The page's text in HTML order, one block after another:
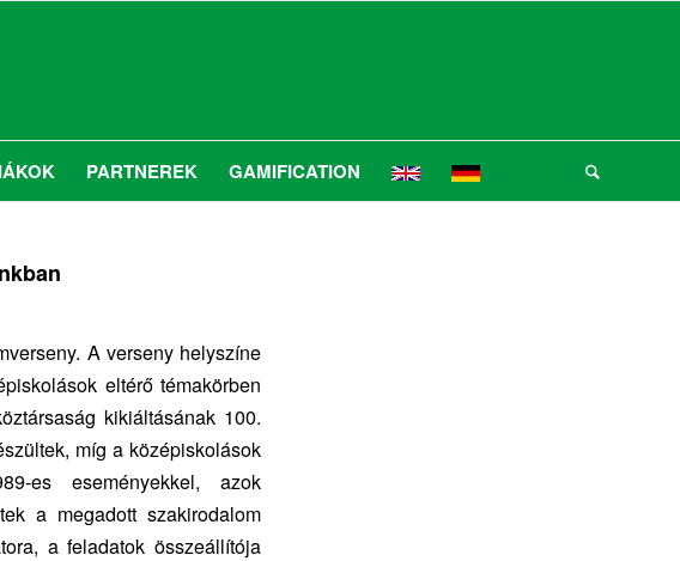
PARTNEREK GAMIFICATION
A verseny helyszíne
eltérő témakörben
kikiáltásának 100.
míg a középiskolások
es eseményekkel, azok
a megadott szakirodalom
a feladatok összeállítója